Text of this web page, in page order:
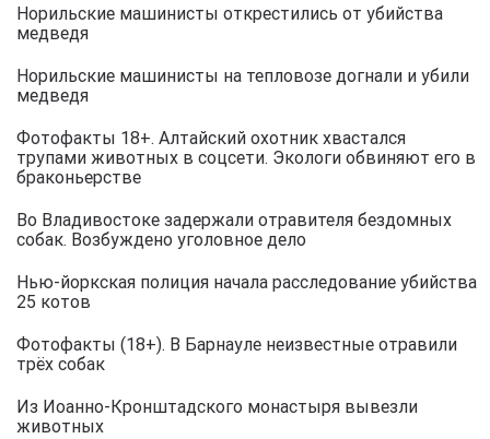
Норильские машинисты открестились от убийства
медведя
Норильские машинисты на тепловозе догнали и убили
медведя
Фотофакты 18+. Алтайский охотник хвастался
трупами животных в соцсети. Экологи обвиняют его в
браконьерстве
Во Владивостоке задержали отравителя бездомных
собак. Возбуждено уголовное дело
Нью-йоркская полиция начала расследование убийства
25 котов
Фотофакты (18+). В Барнауле неизвестные отравили
трёх собак
Из Иоанно-Кронштадского монастыря вывезли
животных